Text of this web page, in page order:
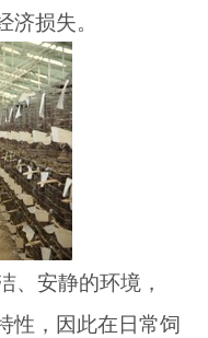
损失。
安静的环境，
性，因此在日常饲